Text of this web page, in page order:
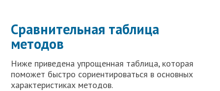
Сравнительная таблица
методов
Ниже приведена упрощенная таблица, которая
поможет быстро сориентироваться в основных
характеристиках методов.